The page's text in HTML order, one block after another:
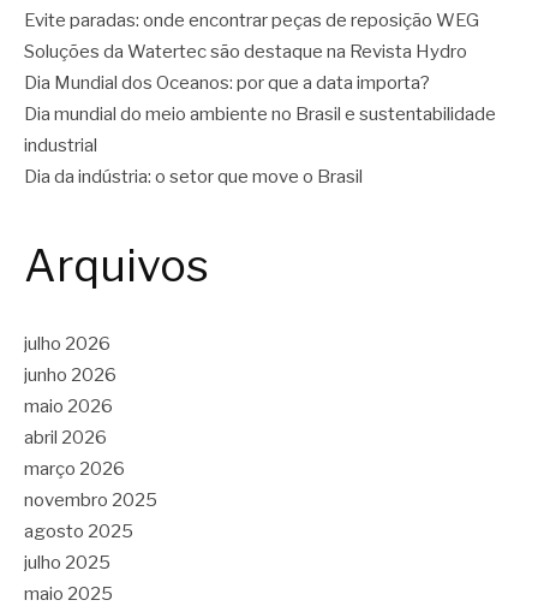
Evite paradas: onde encontrar peças de reposição WEG
Soluções da Watertec são destaque na Revista Hydro
Dia Mundial dos Oceanos: por que a data importa?
Dia mundial do meio ambiente no Brasil e sustentabilidade
industrial
Dia da indústria: o setor que move o Brasil
Arquivos
julho 2026
junho 2026
maio 2026
abril 2026
março 2026
novembro 2025
agosto 2025
julho 2025
maio 2025